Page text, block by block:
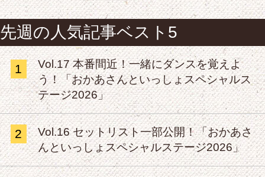
先週の人気記事ベスト5
1
Vol.17 本番間近！一緒にダンスを覚えよ
う！「おかあさんといっしょスペシャルス
テージ2026」
2
Vol.16 セットリスト一部公開！「おかあさ
んといっしょスペシャルステージ2026」